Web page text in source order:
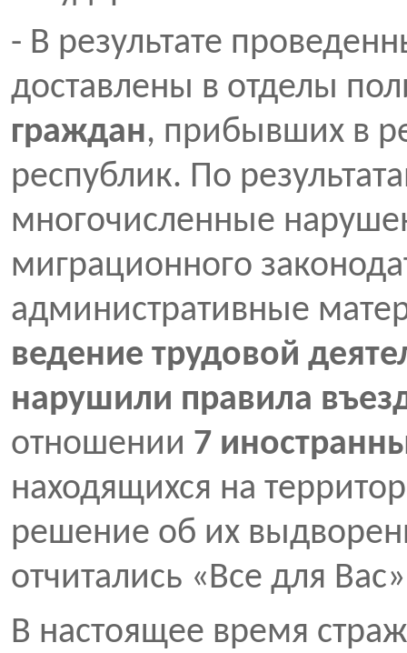
- В результате
доставлены в отделы
граждан, прибывших в
республик. По
многочисленные
миграционного
административные
ведение трудовой
нарушили правила
отношении 7
находящихся на
решение об их
отчитались «Все для
В настоящее время